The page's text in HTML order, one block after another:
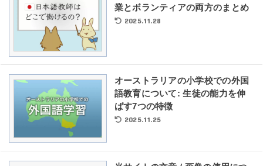
業とボランティアの両方のまとめ
2025.11.28
オーストラリアの小学校での外国
語教育について: 生徒の能力を伸
ばす7つの特徴
2025.11.25